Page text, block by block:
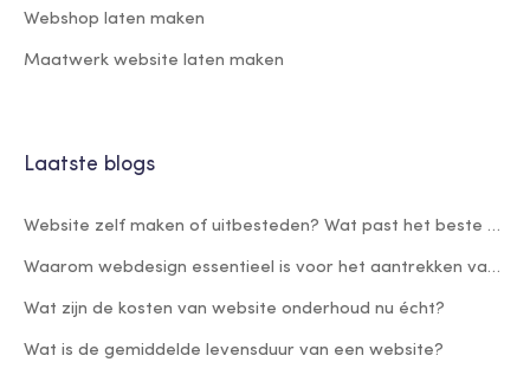
Webshop laten maken
Maatwerk website laten maken
Laatste blogs
Website zelf maken of uitbesteden? Wat past het beste bij jouw bedrijf?
Waarom webdesign essentieel is voor het aantrekken van nieuwe klanten
Wat zijn de kosten van website onderhoud nu écht?
Wat is de gemiddelde levensduur van een website?